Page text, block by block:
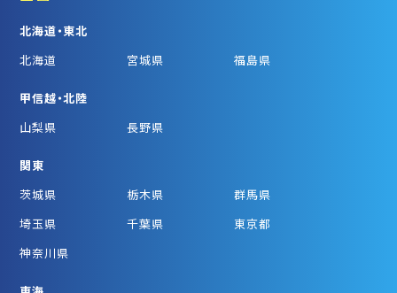
北海道・東北
北海道
宮城県 福島県
甲信越・北陸
山梨県
長野県
関東
茨城県
栃木県
群馬県
埼玉県
千葉県
東京都
神奈川県